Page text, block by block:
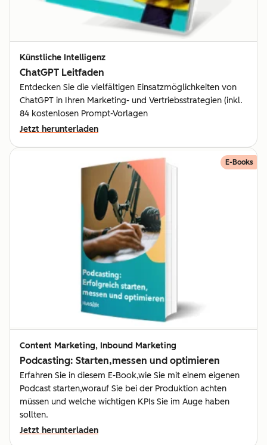
Künstliche Intelligenz
ChatGPT Leitfaden
Entdecken Sie die vielfältigen Einsatzmöglichkeiten von
ChatGPT in Ihren Marketing- und Vertriebsstrategien (inkl.
84 kostenlosen Prompt-Vorlagen
Jetzt herunterladen
E-Books
Content Marketing, Inbound Marketing
Podcasting: Starten,messen und optimieren
Erfahren Sie in diesem E-Book,wie Sie mit einem eigenen
Podcast starten,worauf Sie bei der Produktion achten
müssen und welche wichtigen KPIs Sie im Auge haben
sollten.
Jetzt herunterladen